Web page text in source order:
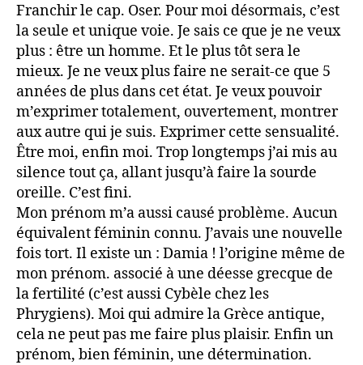
Franchir le cap. Oser. Pour moi désormais, c’est
la seule et unique voie. Je sais ce que je ne veux
plus : être un homme. Et le plus tôt sera le
mieux. Je ne veux plus faire ne serait-ce que 5
années de plus dans cet état. Je veux pouvoir
m’exprimer totalement, ouvertement, montrer
aux autre qui je suis. Exprimer cette sensualité.
Être moi, enfin moi. Trop longtemps j’ai mis au
silence tout ça, allant jusqu’à faire la sourde
oreille. C’est fini.
Mon prénom m’a aussi causé problème. Aucun
équivalent féminin connu. J’avais une nouvelle
fois tort. Il existe un : Damia ! l’origine même de
mon prénom. associé à une déesse grecque de
la fertilité (c’est aussi Cybèle chez les
Phrygiens). Moi qui admire la Grèce antique,
cela ne peut pas me faire plus plaisir. Enfin un
prénom, bien féminin, une détermination.